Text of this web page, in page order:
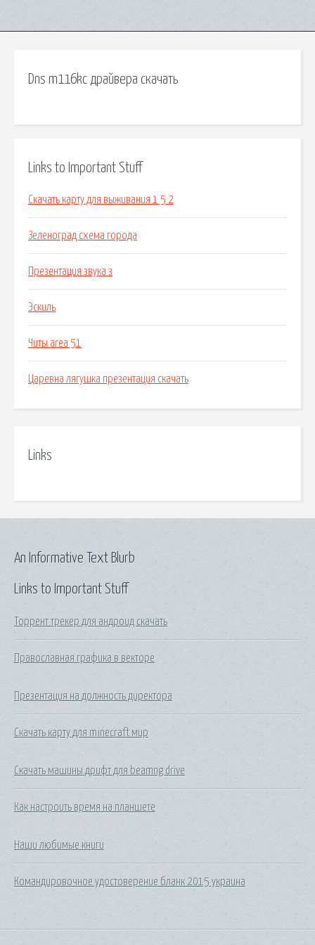
Dns m116kc драйвера скачать
Links to Important Stuff
Скачать карту для выживания 1 5 2
Зеленоград схема города
Презентация звука з
Эскиль
Читы area 51
Царевна лягушка презентация скачать
Links
Links to Important Stuff
Торрент трекер для андроид скачать
Православная графика в векторе
Презентация на должность директора
Скачать карту для minecraft мир
Скачать машины дрифт для beamng drive
Как настроить время на планшете
Наши любимые книги
Командировочное удостоверение бланк 2015 украина
An Informative Text Blurb